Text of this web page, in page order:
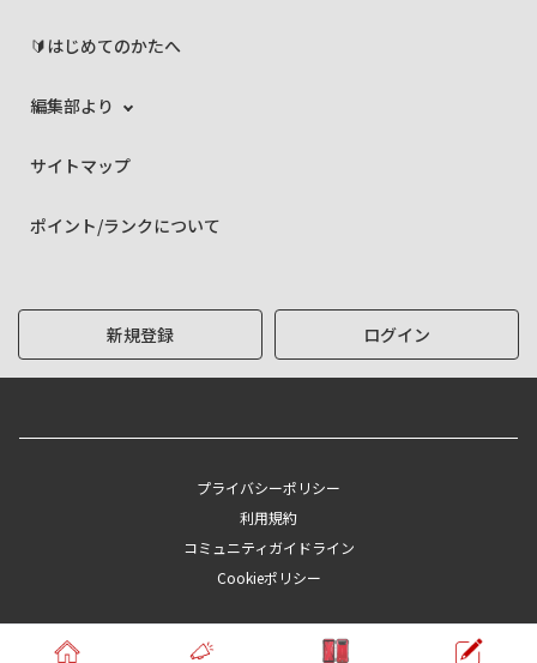
🔰はじめてのかたへ
編集部より
サイトマップ
ポイント/ランクについて
新規登録 ログイン
プライバシーポリシー
利用規約
コミュニティガイドライン
Cookieポリシー
Copyright © KYOCERA Corporation